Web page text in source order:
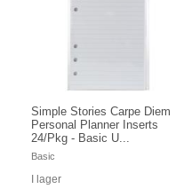
Simple Stories Carpe Diem
Personal Planner Inserts
24/Pkg - Basic U...
Basic
I lager